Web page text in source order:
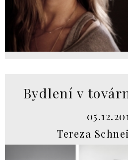
Bydlení v
Tereza